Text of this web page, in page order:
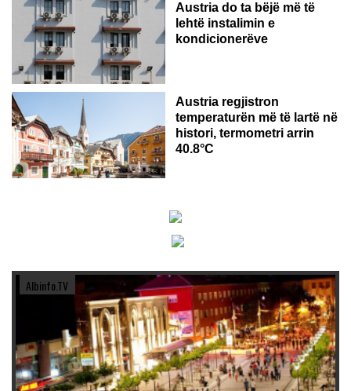
Austria do ta bëjë më të
lehtë instalimin e
kondicionerëve
Austria regjistron
temperaturën më të lartë në
histori, termometri arrin
40.8°C
Albinfo.TV